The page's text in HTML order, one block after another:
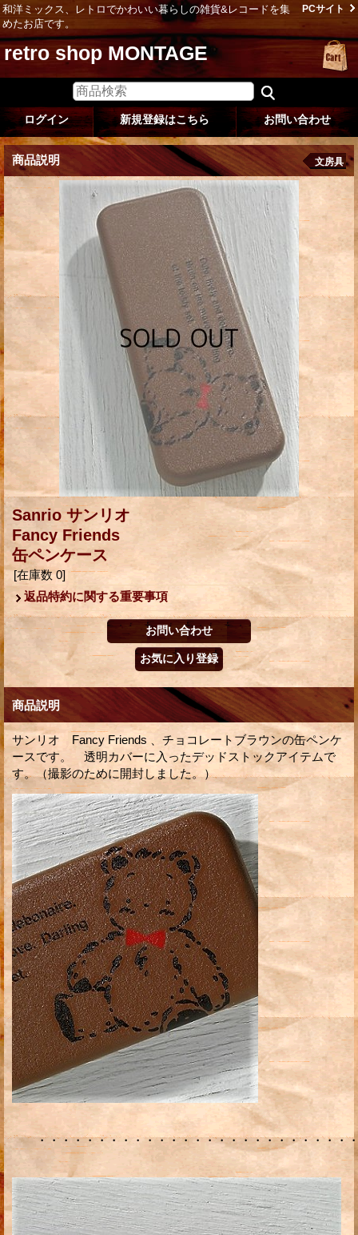
和洋ミックス、レトロでかわいい暮らしの雑貨&レコードを集
めたお店です。
PCサイト
retro shop MONTAGE
ログイン 新規登録はこちら お問い合わせ
商品説明 文房具
Sanrio サンリオ
Fancy Friends
缶ペンケース
[在庫数 0]
返品特約に関する重要事項
商品説明
サンリオ Fancy Friends 、チョコレートブラウンの缶ペンケ
ースです。 透明カバーに入ったデッドストックアイテムで
す。（撮影のために開封しました。）
・・・・・・・・・・・・・・・・・・・・・・・・・・